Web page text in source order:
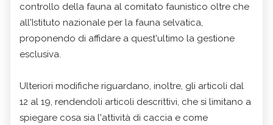
controllo della fauna al comitato faunistico oltre che
all'Istituto nazionale per la fauna selvatica,
proponendo di affidare a quest'ultimo la gestione
esclusiva.
Ulteriori modifiche riguardano, inoltre, gli articoli dal
12 al 19, rendendoli articoli descrittivi, che si limitano a
spiegare cosa sia l'attività di caccia e come